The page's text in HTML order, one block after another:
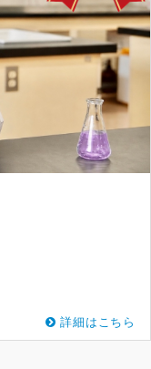
詳細はこちら